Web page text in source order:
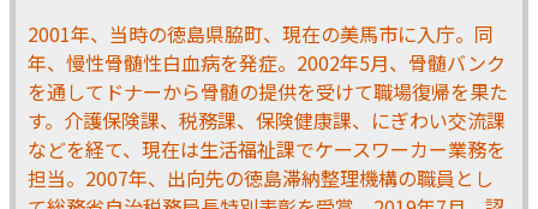
2001年、当時の徳島県脇町、現在の美馬市に入庁。同
年、慢性骨髄性白血病を発症。2002年5月、骨髄バンク
を通してドナーから骨髄の提供を受けて職場復帰を果た
す。介護保険課、税務課、保険健康課、にぎわい交流課
などを経て、現在は生活福祉課でケースワーカー業務を
担当。2007年、出向先の徳島滞納整理機構の職員とし